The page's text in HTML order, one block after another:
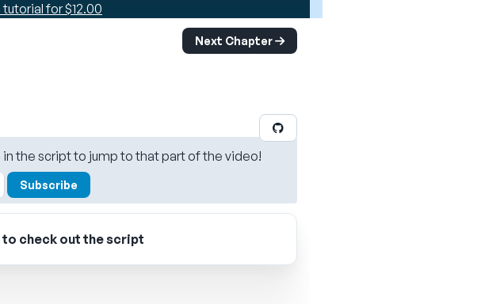
tutorial for $12.00
Next Chapter
the script to jump to that part of the video!
Subscribe
to check out the script